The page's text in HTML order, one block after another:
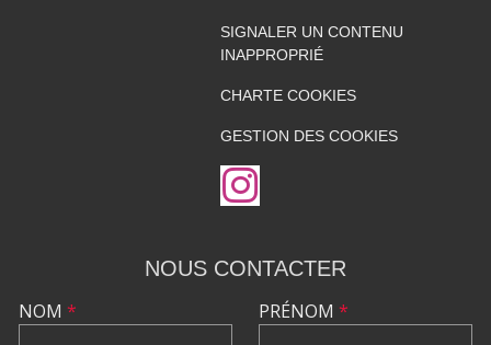
SIGNALER UN CONTENU
INAPPROPRIÉ
CHARTE COOKIES
GESTION DES COOKIES
NOUS CONTACTER
NOM * PRÉNOM *